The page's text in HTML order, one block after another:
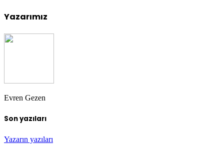
Yazarımız
Evren Gezen
Son yazıları
Yazarın yazıları